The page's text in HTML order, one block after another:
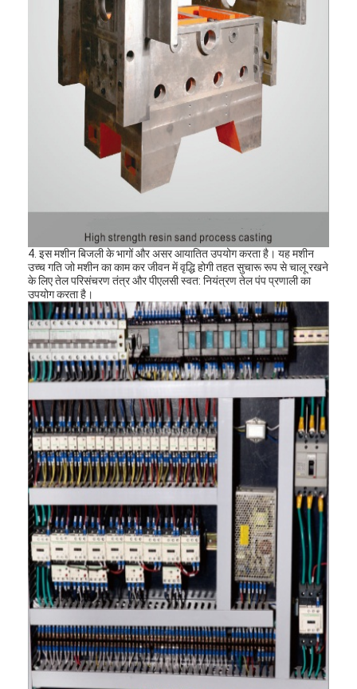
हमारे बारे में
कारखाना भ्रमण
गुणवत्ता नियंत्रण
लेजर काटने की मशीन
स्टील काटने नियम
उपभोग्य काटना मरो
उपकरण मरने के काटने
ऑटो शराबी मशीन
औद्योगिक laminating मशीन
बनाने की मशीन
स्वत: पैकिंग मशीन
स्वत: मुद्रण मशीन
बाद प्रेस उपकरण
पूर्व प्रेस उपकरण
अन्य उपभोग्य
4. इस मशीन बिजली के भागों और असर आयातित उपयोग करता है। यह मशीन
उच्च गति जो मशीन का काम कर जीवन में वृद्धि होगी तहत सुचारू रूप से चालू रखने
के लिए तेल परिसंचरण तंत्र और पीएलसी स्वत: नियंत्रण तेल पंप प्रणाली का
उपयोग करता है।